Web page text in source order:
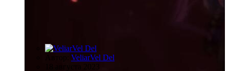
VeliarVel Del